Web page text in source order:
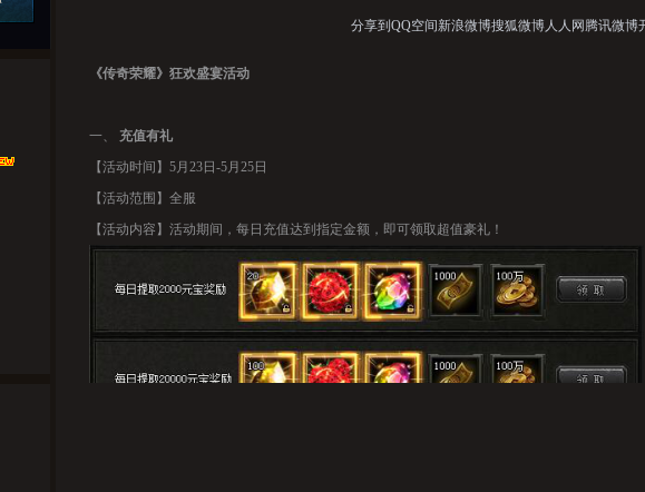
分享到 QQ空间 新浪微博搜狐微博人人网 腾讯微博
《传奇荣耀》狂欢盛宴活动
一、 充值有礼
【活动时间】5月23日-5月25日
【活动范围】全服
【活动内容】活动期间，每日充值达到指定金额，即可领取超值豪礼！